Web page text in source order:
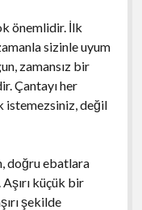
önemlidir. İlk
sizinle uyum
zamansız bir
Çantayı her
istemezsiniz, değil
doğru ebatlara
küçük bir
şekilde